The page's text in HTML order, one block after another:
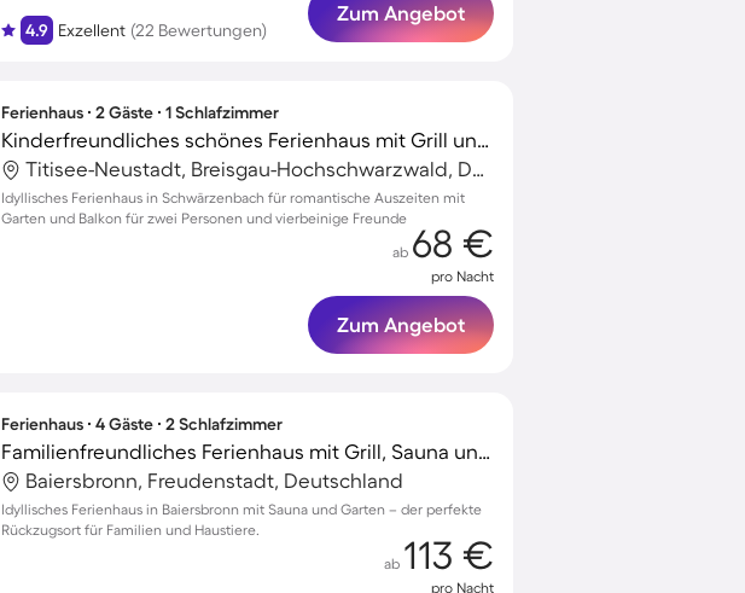
4.9 Exzellent (22 Bewertungen)
Zum Angebot
Ferienhaus ∙ 2 Gäste ∙ 1 Schlafzimmer
Kinderfreundliches schönes Ferienhaus mit Grill und Garten | Gartenblick | Haustiere erlaubt
Titisee-Neustadt, Breisgau-Hochschwarzwald, Deutschland
Idyllisches Ferienhaus in Schwärzenbach für romantische Auszeiten mit
Garten und Balkon für zwei Personen und vierbeinige Freunde
ab 68 €
pro Nacht
Zum Angebot
Ferienhaus ∙ 4 Gäste ∙ 2 Schlafzimmer
Familienfreundliches Ferienhaus mit Grill, Sauna und Terrasse | Hunde erlaubt
Baiersbronn, Freudenstadt, Deutschland
Idyllisches Ferienhaus in Baiersbronn mit Sauna und Garten – der perfekte
Rückzugsort für Familien und Haustiere.
ab 113 €
pro Nacht